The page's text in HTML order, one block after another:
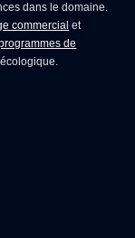
dans le domaine.
commercial et
de